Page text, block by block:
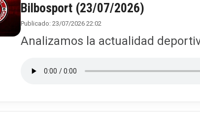
Bilbosport (23/07/2026)
Publicado: 23/07/2026 22:02
Analizamos la actualidad